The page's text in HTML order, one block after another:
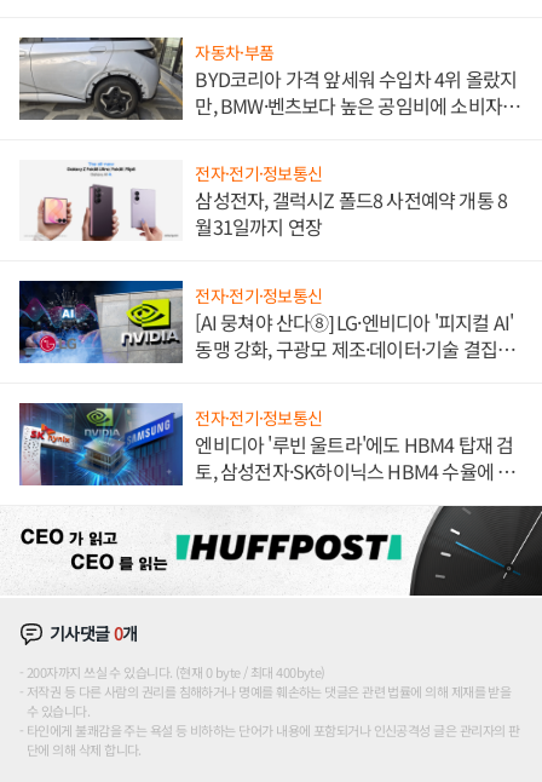
자동차·부품
BYD코리아 가격 앞세워 수입차 4위 올랐지
만, BMW·벤츠보다 높은 공임비에 소비자
전자·전기·정보통신
삼성전자, 갤럭시Z 폴드8 사전예약 개통 8
월31일까지 연장
전자·전기·정보통신
[AI 뭉쳐야 산다⑧] LG·엔비디아 '피지컬 AI'
동맹 강화, 구광모 제조·데이터·기술 결집
전자·전기·정보통신
엔비디아 '루빈 울트라'에도 HBM4 탑재 검
토, 삼성전자·SK하이닉스 HBM4 수율에 주
기사댓글0개
200자까지 쓰실 수 있습니다. (현재 0 byte / 최대 400byte)
저작권 등 다른 사람의 권리를 침해하거나 명예를 훼손하는 댓글은 관련 법률에 의해 제재를 받을
수 있습니다.
타인에게 불쾌감을 주는 욕설 등 비하하는 단어가 내용에 포함되거나 인신공격성 글은 관리자의 판
단에 의해 삭제 합니다.